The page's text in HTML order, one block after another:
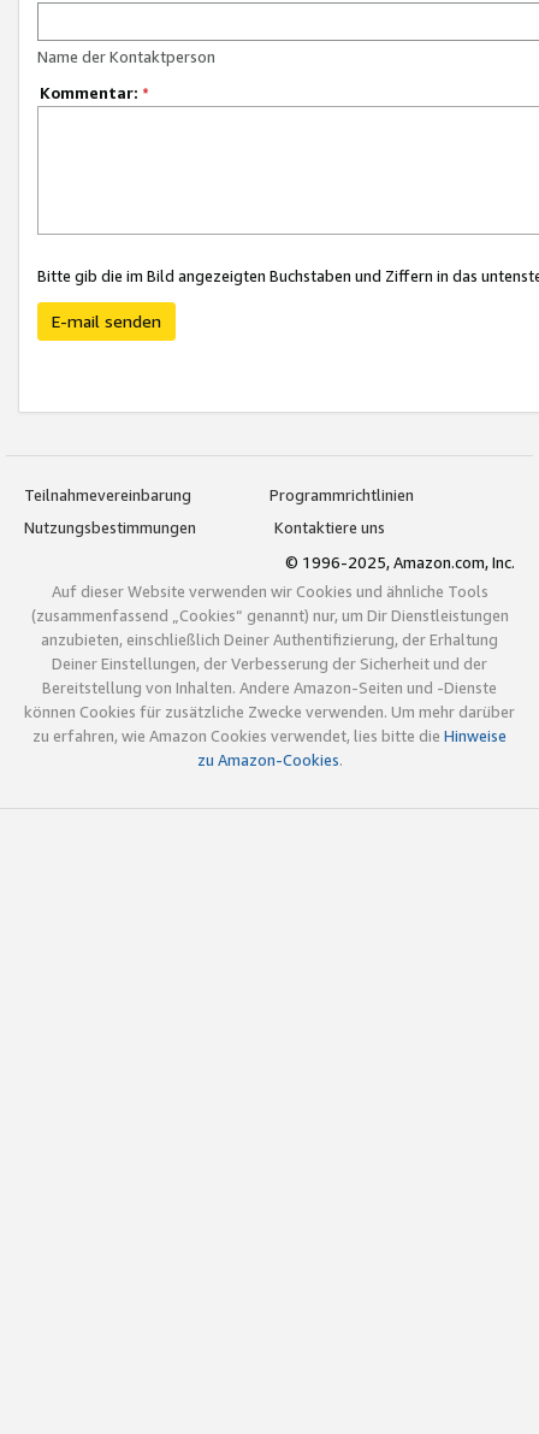
Name der Kontaktperson
Kommentar: *
Bitte gib die im Bild angezeigten Buchstaben und Ziffern in das
E-mail senden
Teilnahmevereinbarung
Programmrichtlinien
Nutzungsbestimmungen
Kontaktiere uns
© 1996-2025, Amazon.com, Inc.
Auf dieser Website verwenden wir Cookies und ähnliche Tools
(zusammenfassend „Cookies“ genannt) nur, um Dir Dienstleistungen
anzubieten, einschließlich Deiner Authentifizierung, der Erhaltung
Deiner Einstellungen, der Verbesserung der Sicherheit und der
Bereitstellung von Inhalten. Andere Amazon-Seiten und -Dienste
können Cookies für zusätzliche Zwecke verwenden. Um mehr darüber
zu erfahren, wie Amazon Cookies verwendet, lies bitte die Hinweise
zu Amazon-Cookies.